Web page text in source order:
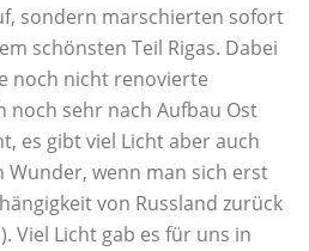
sondern marschierten sofort
schönsten Teil Rigas. Dabei
noch nicht renovierte
noch sehr nach Aufbau Ost
es gibt viel Licht aber auch
Wunder, wenn man sich erst
von Russland zurück
Viel Licht gab es für uns in